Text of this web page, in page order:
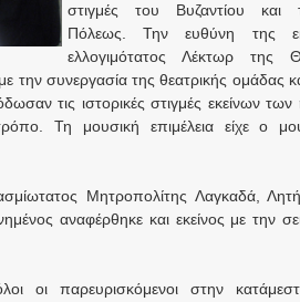
στιγμές του Βυζαντίου και
Πόλεως. Την ευθύνη της
ελλογιμότατος Λέκτωρ της
συνεργασία της θεατρικής ομάδας
τις ιστορικές στιγμές εκείνων
Τη μουσική επιμέλεια είχε ο
Μητροπολίτης Λαγκαδά,
αναφέρθηκε και εκείνος με την
οι παρευρισκόμενοι στην